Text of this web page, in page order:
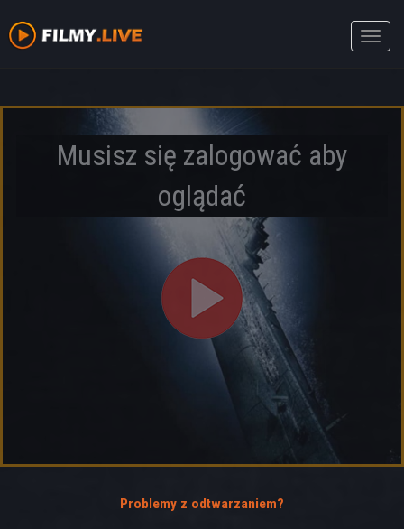
Toggle
Musisz się zalogować aby
oglądać
Problemy z odtwarzaniem?